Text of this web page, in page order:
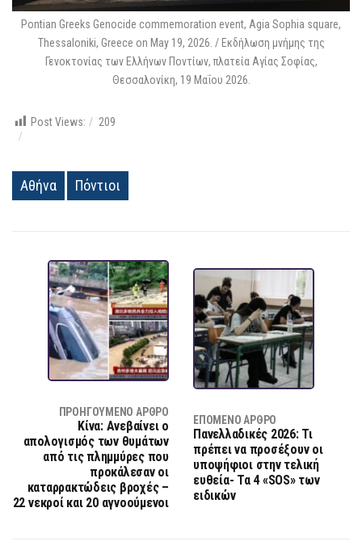
Pontian Greeks Genocide commemoration event, Agia Sophia square,
Thessaloniki, Greece on May 19, 2026. / Εκδήλωση μνήμης της
Γενοκτονίας των Ελλήνων Ποντίων, πλατεία Αγίας Σοφίας,
Θεσσαλονίκη, 19 Μαΐου 2026.
Post Views: 209
Αθήνα Πόντιοι
ΠΡΟΗΓΟΎΜΕΝΟ ΆΡΘΡΟ
Κίνα: Ανεβαίνει ο
απολογισμός των θυμάτων
από τις πλημμύρες που
προκάλεσαν οι
καταρρακτώδεις βροχές –
22 νεκροί και 20 αγνοούμενοι
ΕΠΌΜΕΝΟ ΆΡΘΡΟ
Πανελλαδικές 2026: Τι
πρέπει να προσέξουν οι
υποψήφιοι στην τελική
ευθεία- Τα 4 «SOS» των
ειδικών